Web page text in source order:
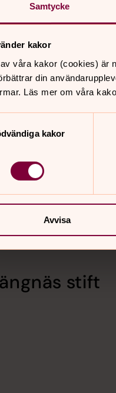
Samtycke
kakor
våra kakor (cookies) är
din
Läs mer om våra
kakor
Avvisa
stift